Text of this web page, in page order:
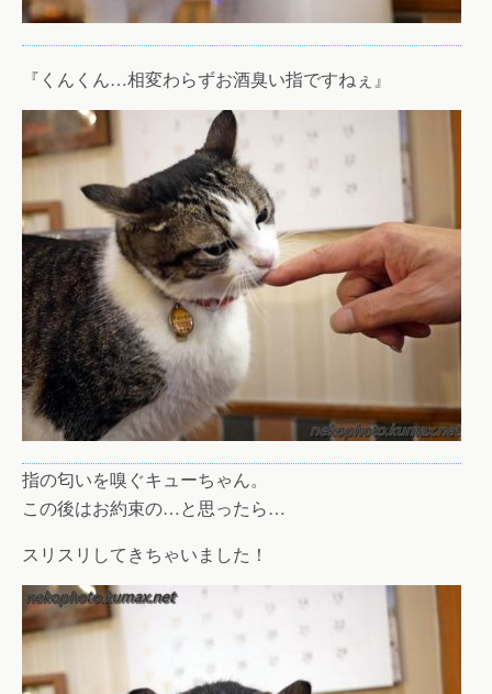
『くんくん…相変わらずお酒臭い指ですねぇ』
指の匂いを嗅ぐキューちゃん。
この後はお約束の…と思ったら…
スリスリしてきちゃいました！